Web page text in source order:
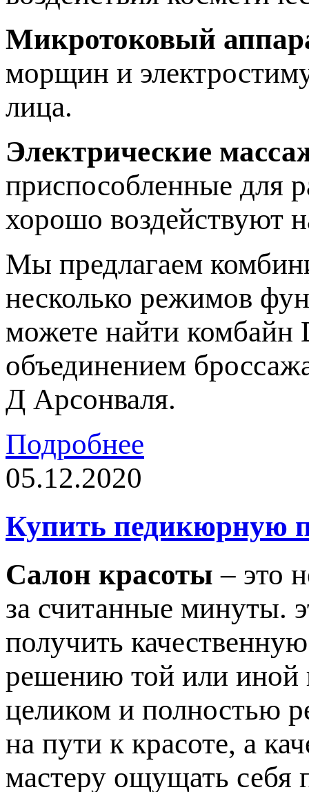
Микротоковый
морщин и
лица.
Электрические
приспособленные для
хорошо воздействуют
Мы предлагаем
несколько режимов
можете найти комбайн
объединением
Д Арсонваля.
Подробнее
05.12.2020
Купить педикюрную
Салон красоты – это
за считанные минуты.
получить
решению той или иной
целиком и полностью
на пути к красоте, а
мастеру ощущать себя